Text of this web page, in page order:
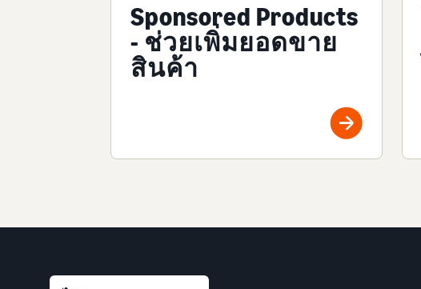
Sponsored Products
- ช่วยเพิ่มยอดขาย
สินค้า